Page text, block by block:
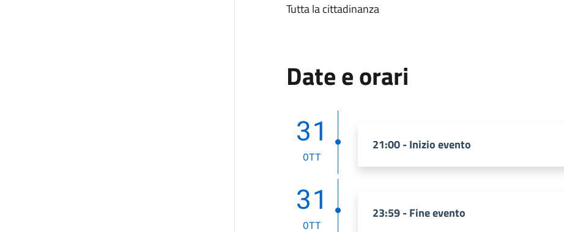
Tutta la cittadinanza
Date e orari
31
OTT
21:00 - Inizio evento
31
OTT
23:59 - Fine evento